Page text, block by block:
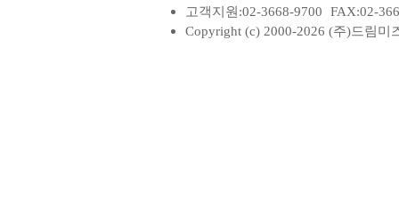
고객지원:02-3668-9700 FAX:02-
Copyright (c) 2000-2026 (주)드림미